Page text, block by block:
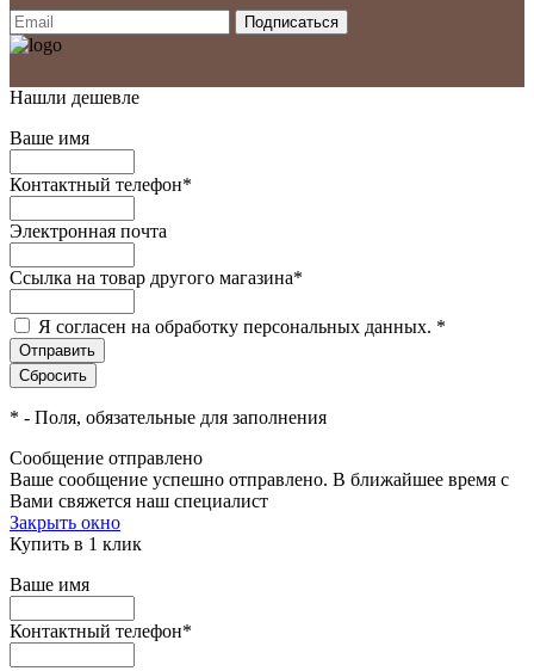
Нашли дешевле
Ваше имя
Контактный телефон*
Электронная почта
Ссылка на товар другого магазина*
Я согласен на обработку персональных данных. *
* - Поля, обязательные для заполнения
Сообщение отправлено
Ваше сообщение успешно отправлено. В ближайшее время с
Вами свяжется наш специалист
Закрыть окно
Купить в 1 клик
Ваше имя
Контактный телефон*